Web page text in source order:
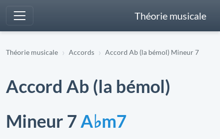
Théorie musicale
Théorie musicale Accords Accord Ab (la bémol) Mineur 7
Accord Ab (la bémol)
Mineur 7A♭m7